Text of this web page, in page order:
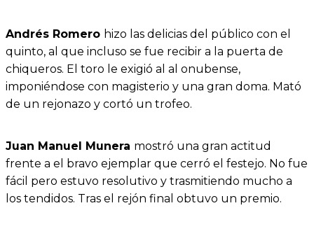
Andrés Romero hizo las delicias del público con el
quinto, al que incluso se fue recibir a la puerta de
chiqueros. El toro le exigió al al onubense,
imponiéndose con magisterio y una gran doma. Mató
de un rejonazo y cortó un trofeo.
Juan Manuel Munera mostró una gran actitud
frente a el bravo ejemplar que cerró el festejo. No fue
fácil pero estuvo resolutivo y trasmitiendo mucho a
los tendidos. Tras el rejón final obtuvo un premio.